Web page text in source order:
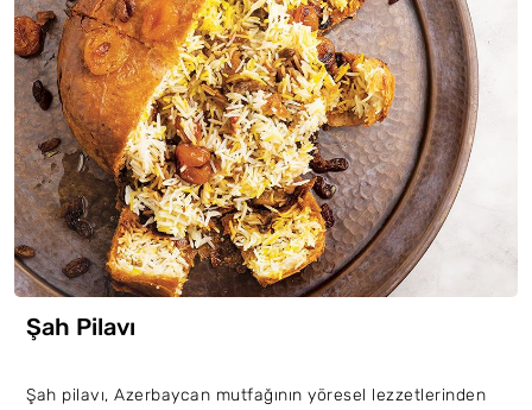
Şah Pilavı
Şah pilavı, Azerbaycan mutfağının yöresel lezzetlerinden